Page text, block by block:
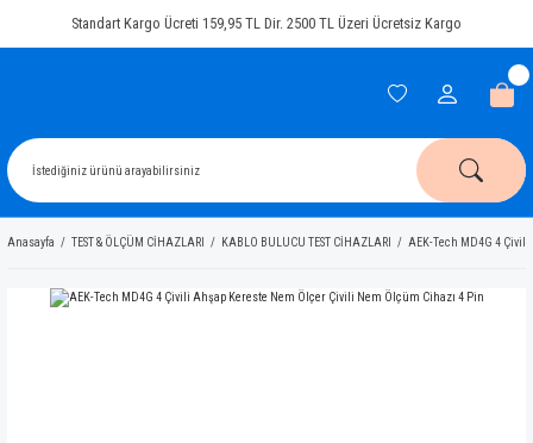
Standart Kargo Ücreti 159,95 TL Dir. 2500 TL Üzeri Ücretsiz Kargo
Anasayfa TEST & ÖLÇÜM CİHAZLARI KABLO BULUCU TEST CİHAZLARI AEK-Tech MD4G 4